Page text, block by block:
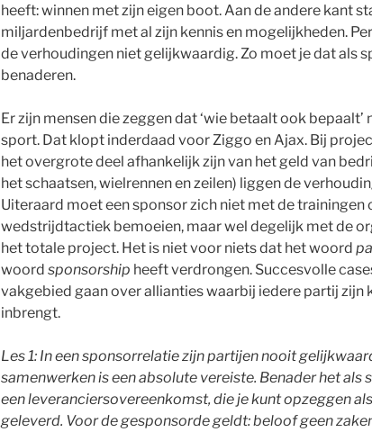
heeft: winnen met zijn eigen boot. Aan de andere kant
miljardenbedrijf met al zijn kennis en mogelijkheden.
de verhoudingen niet gelijkwaardig. Zo moet je dat als
benaderen.
Er zijn mensen die zeggen dat ‘wie betaalt ook bepaalt’
sport. Dat klopt inderdaad voor Ziggo en Ajax. Bij
het overgrote deel afhankelijk zijn van het geld van
het schaatsen, wielrennen en zeilen) liggen de
Uiteraard moet een sponsor zich niet met de trainingen
wedstrijdtactiek bemoeien, maar wel degelijk met de
het totale project. Het is niet voor niets dat het woord
woord sponsorship heeft verdrongen. Succesvolle
vakgebied gaan over allianties waarbij iedere partij zijn
inbrengt.
Les 1: In een sponsorrelatie zijn partijen nooit
samenwerken is een absolute vereiste. Benader het als
een leveranciersovereenkomst, die je kunt opzeggen
geleverd. Voor de gesponsorde geldt: beloof geen